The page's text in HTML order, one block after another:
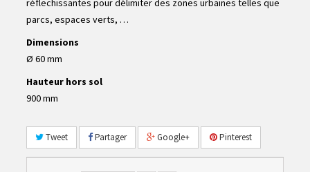
réflechissantes pour délimiter des zones urbaines telles que
parcs, espaces verts, …
Dimensions
Ø 60 mm
Hauteur hors sol
900 mm
Tweet Partager Google+ Pinterest